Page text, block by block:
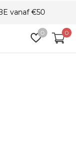
0 0
vanaf €50